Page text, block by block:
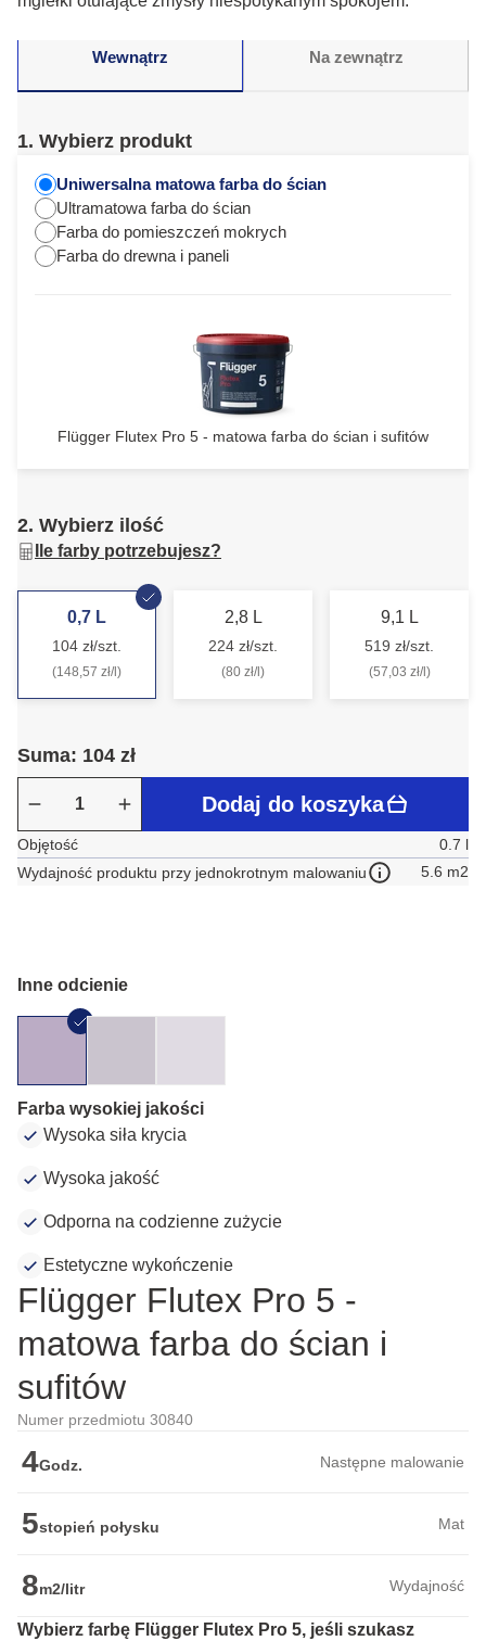
Wewnątrz Na zewnątrz
1. Wybierz produkt
Uniwersalna matowa farba do ścian
Ultramatowa farba do ścian
Farba do pomieszczeń mokrych
Farba do drewna i paneli
Flügger Flutex Pro 5 - matowa farba do ścian i sufitów
2. Wybierz ilość
Ile farby potrzebujesz?
0,7 L
104 zł/szt.
(148,57 zł/l)
2,8 L
224 zł/szt.
(80 zł/l)
9,1 L
519 zł/szt.
(57,03 zł/l)
Suma: 104 zł
Dodaj do koszyka
Objętość
0.7 l
Wydajność produktu przy jednokrotnym malowaniu
5.6 m2
Inne odcienie
Farba wysokiej jakości
Wysoka siła krycia
Wysoka jakość
Odporna na codzienne zużycie
Estetyczne wykończenie
Flügger Flutex Pro 5 -
matowa farba do ścian i
sufitów
Numer przedmiotu 30840
4Godz. Następne malowanie
5stopień połysku Mat
8m2/litr Wydajność
Wybierz farbę Flügger Flutex Pro 5, jeśli szukasz